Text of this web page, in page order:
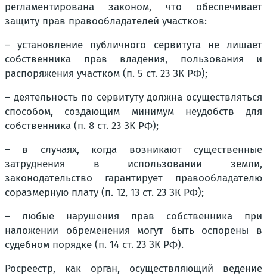
регламентирована законом, что обеспечивает
защиту прав правообладателей участков:
– установление публичного сервитута не лишает
собственника прав владения, пользования и
распоряжения участком (п. 5 ст. 23 ЗК РФ);
– деятельность по сервитуту должна осуществляться
способом, создающим минимум неудобств для
собственника (п. 8 ст. 23 ЗК РФ);
– в случаях, когда возникают существенные
затруднения в использовании земли,
законодательство гарантирует правообладателю
соразмерную плату (п. 12, 13 ст. 23 ЗК РФ);
– любые нарушения прав собственника при
наложении обременения могут быть оспорены в
судебном порядке (п. 14 ст. 23 ЗК РФ).
Росреестр, как орган, осуществляющий ведение